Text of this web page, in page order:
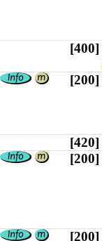
[400]
[200]
[420]
[200]
[200]